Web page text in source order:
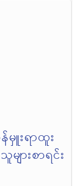
မှူးရာထူး
ျားစာရင်း